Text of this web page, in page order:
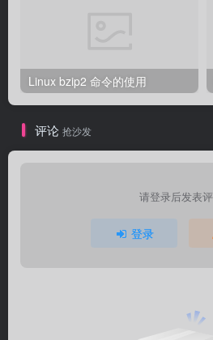
Linux bzip2 命令的使用
评论 抢沙发
请登录后发表
登录